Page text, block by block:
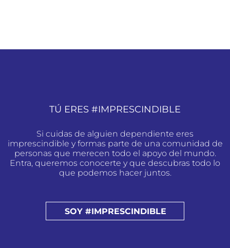
TÚ ERES #IMPRESCINDIBLE
Si cuidas de alguien dependiente eres
imprescindible y formas parte de una comunidad de
personas que merecen todo el apoyo del mundo.
Entra, queremos conocerte y que descubras todo lo
que podemos hacer juntos.
SOY #IMPRESCINDIBLE